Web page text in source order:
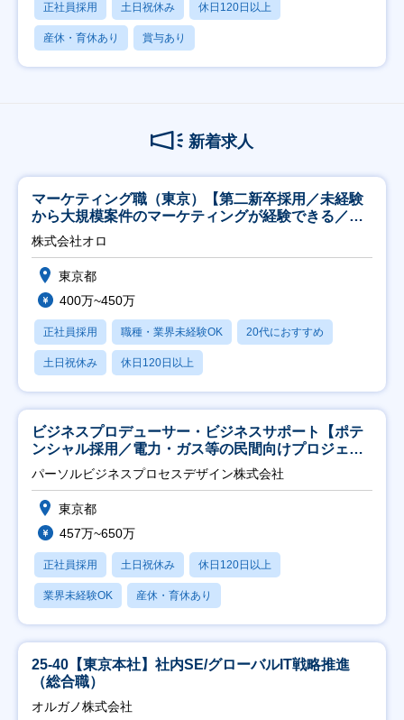
正社員採用 土日祝休み 休日120日以上
産休・育休あり 賞与あり
新着求人
マーケティング職（東京）【第二新卒採用／未経験
から大規模案件のマーケティングが経験できる／研
修充実】
株式会社オロ
東京都
400万~450万
正社員採用 職種・業界未経験OK 20代におすすめ
土日祝休み 休日120日以上
ビジネスプロデューサー・ビジネスサポート【ポテ
ンシャル採用／電力・ガス等の民間向けプロジェク
ト推進】
パーソルビジネスプロセスデザイン株式会社
東京都
457万~650万
正社員採用 土日祝休み 休日120日以上
業界未経験OK 産休・育休あり
25-40【東京本社】社内SE/グローバルIT戦略推進
（総合職）
オルガノ株式会社